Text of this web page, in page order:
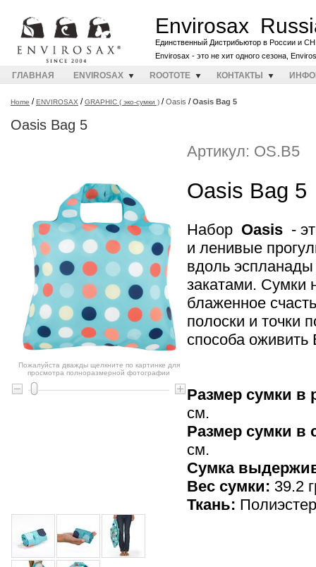
Envirosax
Единственный Дистрибьютор в России и
Envirosax - это не хит одного сезона,
ГЛАВНАЯ ENVIROSAX ROOTOTE КОНТАКТЫ
Home /ENVIROSAX /GRAPHIC ( эко-сумки ) /Oasis /Oasis Bag 5
Oasis Bag 5
Пожалуйста дважды щелкните по картинке для
просмотра полноразмерной фотографии
Артикул: OS.B5
Oasis Bag 5
Набор Oasis -
и ленивые
вдоль
закатами.
блаженное
полоски и точки
способа
Размер сумки в
см.
Размер сумки
см.
Cумка
Вес сумки: 39.2
Ткань: Полиэстер